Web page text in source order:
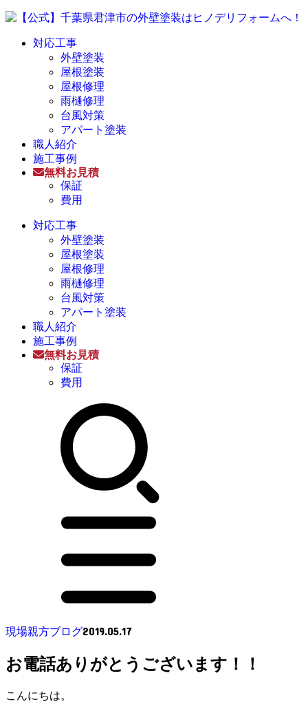
対応工事
外壁塗装
屋根塗装
屋根修理
雨樋修理
台風対策
アパート塗装
職人紹介
施工事例
無料お見積
保証
費用
対応工事
外壁塗装
屋根塗装
屋根修理
雨樋修理
台風対策
アパート塗装
職人紹介
施工事例
無料お見積
保証
費用
現場親方ブログ2019.05.17
お電話ありがとうございます！！
こんにちは。